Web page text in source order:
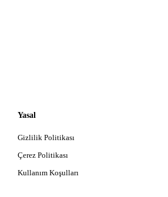
Yasal
Gizlilik Politikası
Çerez Politikası
Kullanım Koşulları